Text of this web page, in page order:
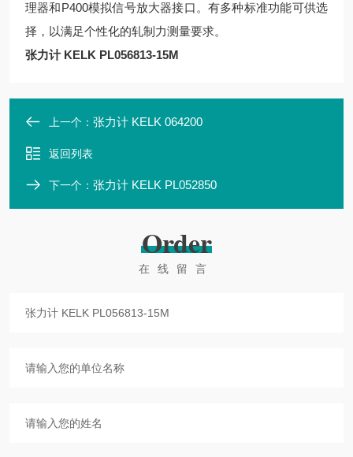
理器和P400模拟信号放大器接口。有多种标准功能可供选
择，以满足个性化的轧制力测量要求。
张力计 KELK PL056813-15M
上一个： 张力计 KELK 064200
返回列表
下一个： 张力计 KELK PL052850
Order
在线留言